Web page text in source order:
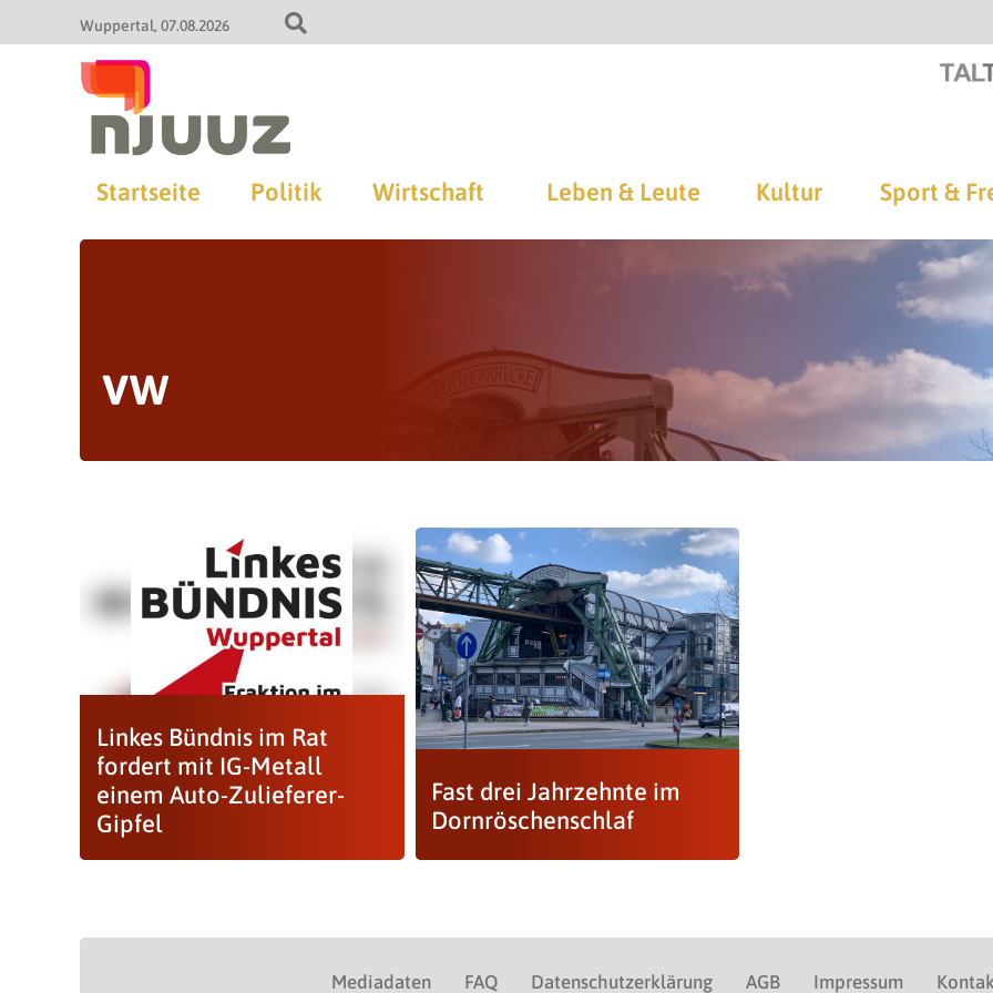
Wuppertal 07.08.2026
Startseite Politik Wirtschaft Leben & Leute Kultur Sport &
vw
Linkes Bündnis im Rat
fordert mit IG-Metall
einem Auto-Zulieferer-
Gipfel
Fast drei Jahrzehnte im
Dornröschenschlaf
Mediadaten FAQ Datenschutzerklärung AGB Impressum